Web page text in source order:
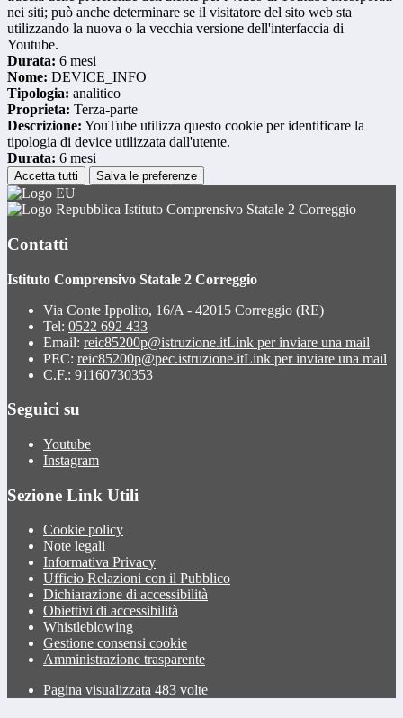
nei siti; può anche determinare se il visitatore del sito web sta
utilizzando la nuova o la vecchia versione dell'interfaccia di
Youtube.
Durata: 6 mesi
Nome: DEVICE_INFO
Tipologia: analitico
Proprieta: Terza-parte
Descrizione: YouTube utilizza questo cookie per identificare la
tipologia di device utilizzata dall'utente.
Durata: 6 mesi
Accetta tutti Salva le preferenze
Istituto Comprensivo Statale 2 Correggio
Contatti
Istituto Comprensivo Statale 2 Correggio
Via Conte Ippolito, 16/A - 42015 Correggio (RE)
Tel: 0522 692 433
Email: reic85200p@istruzione.itLink per inviare una mail
PEC: reic85200p@pec.istruzione.itLink per inviare una mail
C.F.: 91160730353
Seguici su
Youtube
Instagram
Sezione Link Utili
Cookie policy
Note legali
Informativa Privacy
Ufficio Relazioni con il Pubblico
Dichiarazione di accessibilità
Obiettivi di accessibilità
Whistleblowing
Gestione consensi cookie
Amministrazione trasparente
Pagina visualizzata 483 volte